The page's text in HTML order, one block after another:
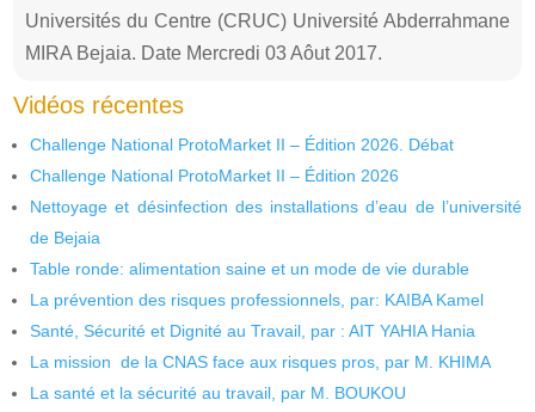
Universités du Centre (CRUC) Université Abderrahmane
MIRA Bejaia. Date Mercredi 03 Aôut 2017.
Vidéos récentes
Challenge National ProtoMarket II – Édition 2026. Débat
Challenge National ProtoMarket II – Édition 2026
Nettoyage et désinfection des installations d’eau de l’université
de Bejaia
Table ronde: alimentation saine et un mode de vie durable
La prévention des risques professionnels, par: KAIBA Kamel
Santé, Sécurité et Dignité au Travail, par : AIT YAHIA Hania
La mission de la CNAS face aux risques pros, par M. KHIMA
La santé et la sécurité au travail, par M. BOUKOU